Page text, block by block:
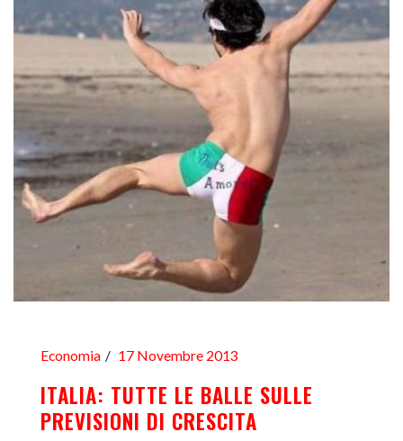
Economia 17 Novembre 2013
ITALIA: TUTTE LE BALLE SULLE
PREVISIONI DI CRESCITA